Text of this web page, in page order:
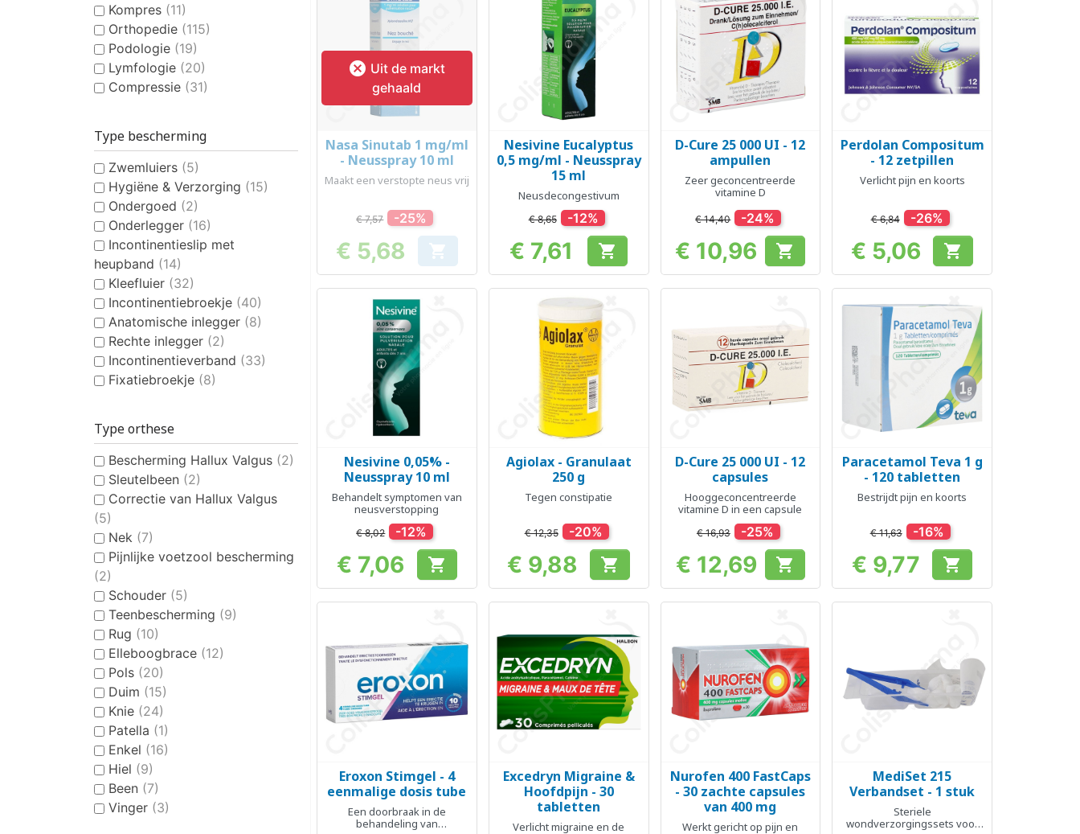
Kompres (11)
Orthopedie (115)
Podologie (19)
Lymfologie (20)
Compressie (31)
Type bescherming
Zwemluiers (5)
Hygiëne & Verzorging (15)
Ondergoed (2)
Onderlegger (16)
Incontinentieslip met
heupband (14)
Kleefluier (32)
Incontinentiebroekje (40)
Anatomische inlegger (8)
Rechte inlegger (2)
Incontinentieverband (33)
Fixatiebroekje (8)
Type orthese
Bescherming Hallux Valgus (2)
Sleutelbeen (2)
Correctie van Hallux Valgus
(5)
Nek (7)
Pijnlijke voetzool bescherming
(2)
Schouder (5)
Teenbescherming (9)
Rug (10)
Elleboogbrace (12)
Pols (20)
Duim (15)
Knie (24)
Patella (1)
Enkel (16)
Hiel (9)
Been (7)
Vinger (3)
 Uit de markt
gehaald
Snel bekijken
Nasa Sinutab 1 mg/ml
- Neusspray 10 ml
Maakt een verstopte neus vrij
€ 7,57 -25%
Prijs
€ 5,68 
Snel bekijken
Nesivine Eucalyptus
0,5 mg/ml - Neusspray
15 ml
Neusdecongestivum
€ 8,65 -12%
Prijs
€ 7,61 
Snel bekijken
D-Cure 25 000 UI - 12
ampullen
Zeer geconcentreerde
vitamine D
€ 14,40 -24%
Prijs
€ 10,96 
Snel bekijken
Perdolan Compositum
- 12 zetpillen
Verlicht pijn en koorts
€ 6,84 -26%
Prijs
€ 5,06 
Snel bekijken
Nesivine 0,05% -
Neusspray 10 ml
Behandelt symptomen van
neusverstopping
€ 8,02 -12%
Prijs
€ 7,06 
Snel bekijken
Agiolax - Granulaat
250 g
Tegen constipatie
€ 12,35 -20%
Prijs
€ 9,88 
Snel bekijken
D-Cure 25 000 UI - 12
capsules
Hooggeconcentreerde
vitamine D in een capsule
€ 16,93 -25%
Prijs
€ 12,69 
Snel bekijken
Paracetamol Teva 1 g
- 120 tabletten
Bestrijdt pijn en koorts
€ 11,63 -16%
Prijs
€ 9,77 
Snel bekijken
Eroxon Stimgel - 4
eenmalige dosis tube
Een doorbraak in de
behandeling van
Snel bekijken
Excedryn Migraine &
Hoofdpijn - 30
tabletten
Verlicht migraine en de
Snel bekijken
Nurofen 400 FastCaps
- 30 zachte capsules
van 400 mg
Werkt gericht op pijn en
Snel bekijken
MediSet 215
Verbandset - 1 stuk
Steriele
wondverzorgingssets voor